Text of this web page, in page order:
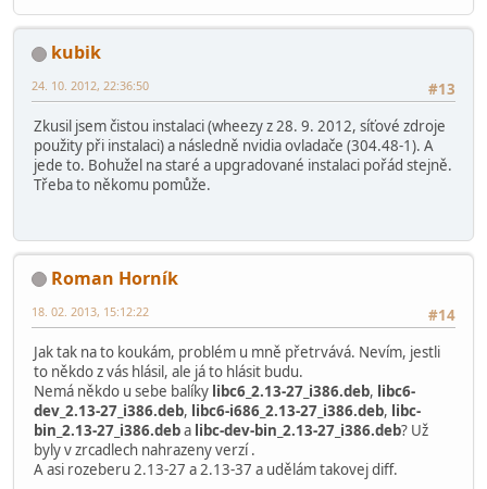
kubik
#13
24. 10. 2012, 22:36:50
Zkusil jsem čistou instalaci (wheezy z 28. 9. 2012, síťové zdroje
použity při instalaci) a následně nvidia ovladače (304.48-1). A
jede to. Bohužel na staré a upgradované instalaci pořád stejně.
Třeba to někomu pomůže.
Roman Horník
#14
18. 02. 2013, 15:12:22
Jak tak na to koukám, problém u mně přetrvává. Nevím, jestli
to někdo z vás hlásil, ale já to hlásit budu.
Nemá někdo u sebe balíky libc6_2.13-27_i386.deb, libc6-
dev_2.13-27_i386.deb, libc6-i686_2.13-27_i386.deb, libc-
bin_2.13-27_i386.deba libc-dev-bin_2.13-27_i386.deb? Už
byly v zrcadlech nahrazeny verzí .
A asi rozeberu 2.13-27 a 2.13-37 a udělám takovej diff.